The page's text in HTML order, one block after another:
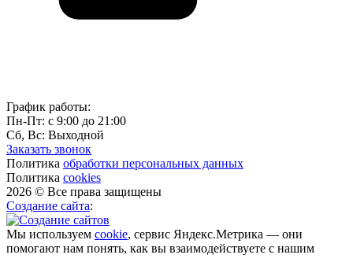
График работы:
Пн-Пт: с 9:00 до 21:00
Сб, Вс: Выходной
Заказать звонок
Политика обработки персональных данных
Политика cookies
2026 © Все права защищены
Создание сайта:
Мы используем cookie, сервис Яндекс.Метрика — они
помогают нам понять, как вы взаимодействуете с нашим